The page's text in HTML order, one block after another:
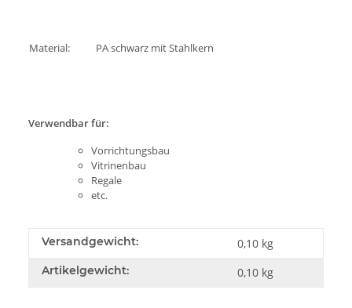
Material: PA schwarz mit Stahlkern
Verwendbar für:
Vorrichtungsbau
Vitrinenbau
Regale
etc.
Versandgewicht: 0,10 kg
Artikelgewicht: 0,10 kg